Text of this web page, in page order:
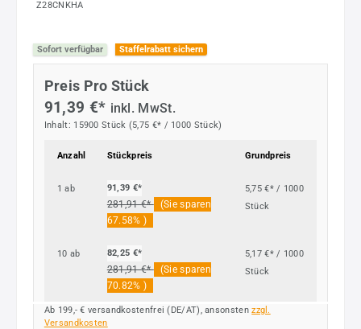
Sofort verfügbar Staffelrabatt sichern
Preis Pro Stück
91,39 €* inkl. MwSt.
Inhalt: 15900 Stück (5,75 €* / 1000 Stück)
Anzahl Stückpreis Grundpreis
1 ab 91,39 €*
281,91 €* (Sie sparen
67.58% )
5,75 €* / 1000
Stück
10 ab 82,25 €*
281,91 €* (Sie sparen
70.82% )
5,17 €* / 1000
Stück
Ab 199,- € versandkostenfrei (DE/AT), ansonstenzzgl.
Versandkosten